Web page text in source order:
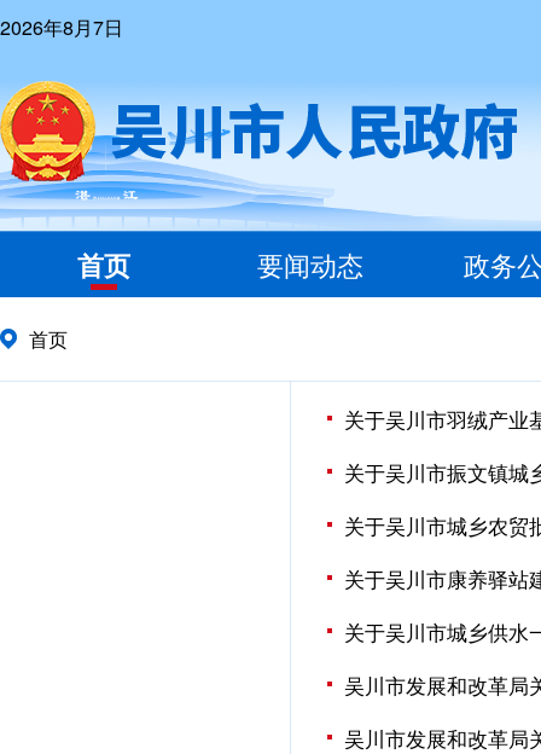
2026年8月7日
首页 要闻动态 政务
首页
关于吴川市羽绒产业
关于吴川市振文镇城
关于吴川市城乡农贸
关于吴川市康养驿站
关于吴川市城乡供水
吴川市发展和改革局
吴川市发展和改革局